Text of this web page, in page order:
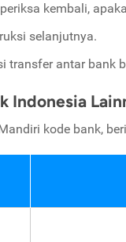
kembali,
selanjutnya.
transfer antar bank
Indonesia
kode bank,